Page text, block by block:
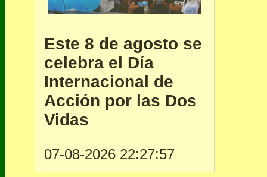
Este 8 de agosto se
celebra el Día
Internacional de
Acción por las Dos
Vidas
07-08-2026 22:27:57